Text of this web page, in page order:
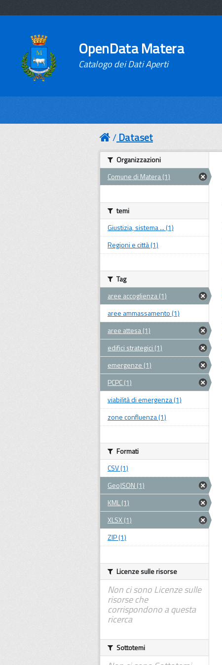
OpenData Matera
Catalogo dei Dati Aperti
Dataset
Organizzazioni
Comune di Matera (1)
temi
Giustizia, sistema ... (1)
Regioni e città (1)
Tag
aree accoglienza (1)
aree ammassamento (1)
aree attesa (1)
edifici strategici (1)
emergenze (1)
PCPC (1)
viabilità di emergenza (1)
zone confluenza (1)
Formati
CSV (1)
GeoJSON (1)
KML (1)
XLSX (1)
ZIP (1)
Licenze sulle risorse
Non ci sono Licenze sulle
risorse che
corrispondono a questa
ricerca
Sottotemi